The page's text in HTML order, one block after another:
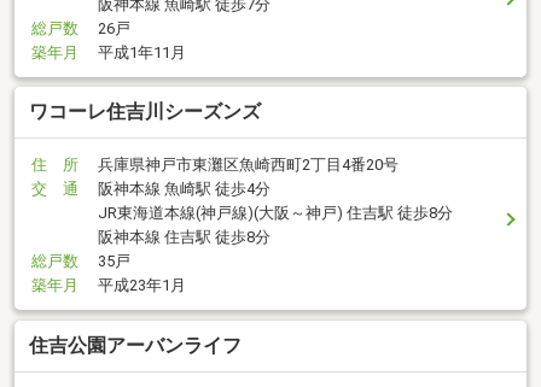
阪神本線 魚崎駅 徒歩7分
総戸数
26戸
築年月
平成1年11月
ワコーレ住吉川シーズンズ
住 所
兵庫県神戸市東灘区魚崎西町2丁目4番20号
交 通
阪神本線 魚崎駅 徒歩4分
JR東海道本線(神戸線)(大阪～神戸) 住吉駅 徒歩8分
阪神本線 住吉駅 徒歩8分
総戸数
35戸
築年月
平成23年1月
住吉公園アーバンライフ